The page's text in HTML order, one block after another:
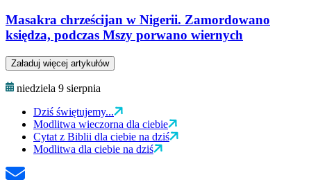
Masakra chrześcijan w Nigerii. Zamordowano
księdza, podczas Mszy porwano wiernych
Załaduj więcej artykułów
niedziela 9 sierpnia
Dziś świętujemy...
Modlitwa wieczorna dla ciebie
Cytat z Biblii dla ciebie na dziś
Modlitwa dla ciebie na dziś